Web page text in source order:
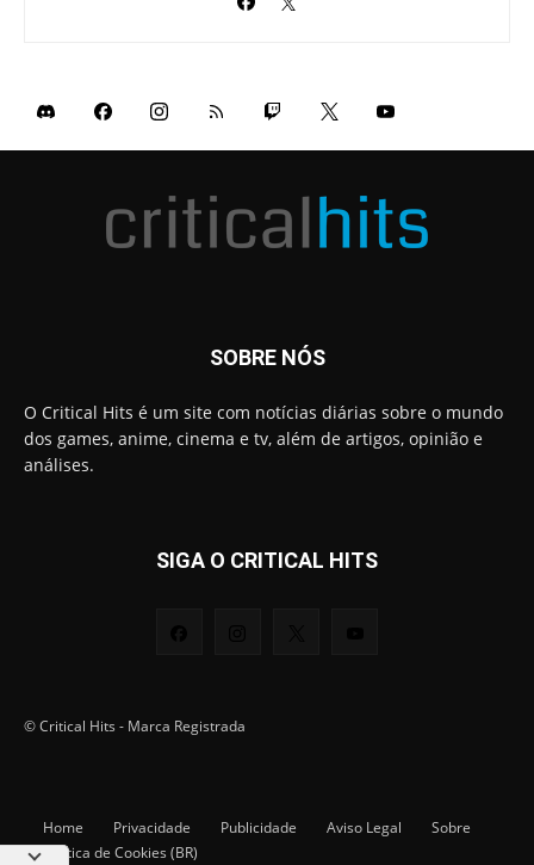
SOBRE NÓS
O Critical Hits é um site com notícias diárias sobre o mundo
dos games, anime, cinema e tv, além de artigos, opinião e
análises.
SIGA O CRITICAL HITS
© Critical Hits - Marca Registrada
Home Privacidade Publicidade Aviso Legal
Sobre
Política de Cookies (BR)